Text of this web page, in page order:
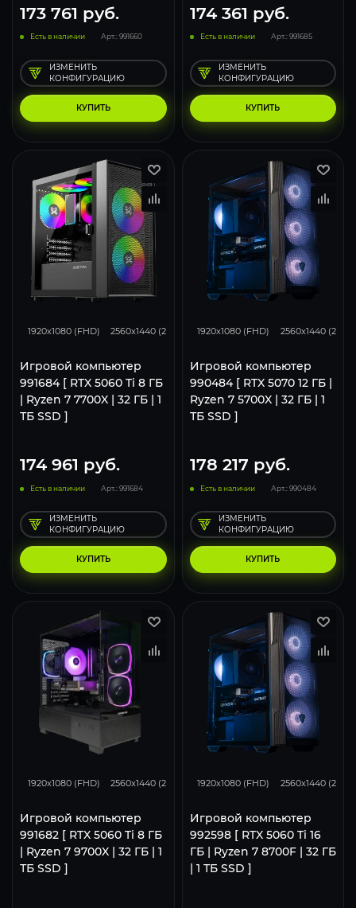
173 761 руб.
Есть в наличии Арт.: 991660
КУПИТЬ
ИЗМЕНИТЬ
КОНФИГУРАЦИЮ
174 361 руб.
Есть в наличии Арт.: 991685
КУПИТЬ
ИЗМЕНИТЬ
КОНФИГУРАЦИЮ
1920x1080 (FHD) 2560x1440 (2K) 3840x2160 (4K)
Игровой компьютер
991684 [ RTX 5060 Ti 8 ГБ
| Ryzen 7 7700X | 32 ГБ | 1
ТБ SSD ]
174 961 руб.
Есть в наличии Арт.: 991684
КУПИТЬ
ИЗМЕНИТЬ
КОНФИГУРАЦИЮ
1920x1080 (FHD) 2560x1440 (2K)
Игровой компьютер
990484 [ RTX 5070 12 ГБ |
Ryzen 7 5700X | 32 ГБ | 1
ТБ SSD ]
178 217 руб.
Есть в наличии Арт.: 990484
КУПИТЬ
ИЗМЕНИТЬ
КОНФИГУРАЦИЮ
1920x1080 (FHD) 2560x1440 (2K) 3840x2160 (4K)
Игровой компьютер
991682 [ RTX 5060 Ti 8 ГБ
| Ryzen 7 9700X | 32 ГБ | 1
ТБ SSD ]
1920x1080 (FHD) 2560x1440 (2K)
Игровой компьютер
992598 [ RTX 5060 Ti 16
ГБ | Ryzen 7 8700F | 32 ГБ
| 1 ТБ SSD ]